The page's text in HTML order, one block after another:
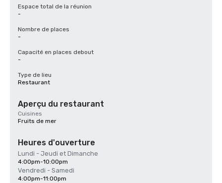
Espace total de la réunion
-
Nombre de places
-
Capacité en places debout
-
Type de lieu
Restaurant
Aperçu du restaurant
Cuisines
Fruits de mer
Heures d'ouverture
Lundi - Jeudi et Dimanche
4:00pm-10:00pm
Vendredi - Samedi
4:00pm-11:00pm